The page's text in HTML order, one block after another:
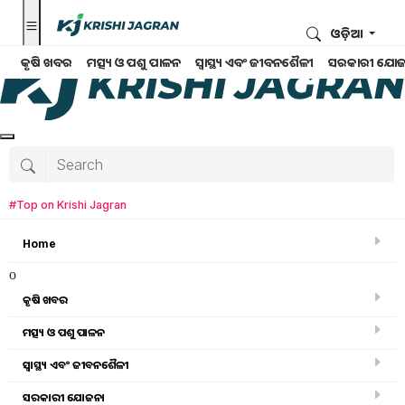
କୃଷି ଖବର ମତ୍ସ୍ୟ ଓ ପଶୁ ପାଳନ ସ୍ୱାସ୍ଥ୍ୟ ଏବଂ ଜୀବନଶୈଳୀ ସରକାରୀ
ଓଡ଼ିଆ
#Top on Krishi Jagran
Home
o
କୃଷି ଖବର
ମତ୍ସ୍ୟ ଓ ପଶୁ ପାଳନ
ସ୍ୱାସ୍ଥ୍ୟ ଏବଂ ଜୀବନଶୈଳୀ
ସରକାରୀ ଯୋଜନା
କୃଷି ବିଶ୍ବକୋଷ